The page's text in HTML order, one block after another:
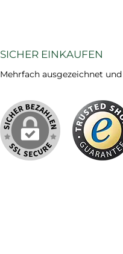
SICHER EINKAUFEN
Mehrfach ausgezeichnet